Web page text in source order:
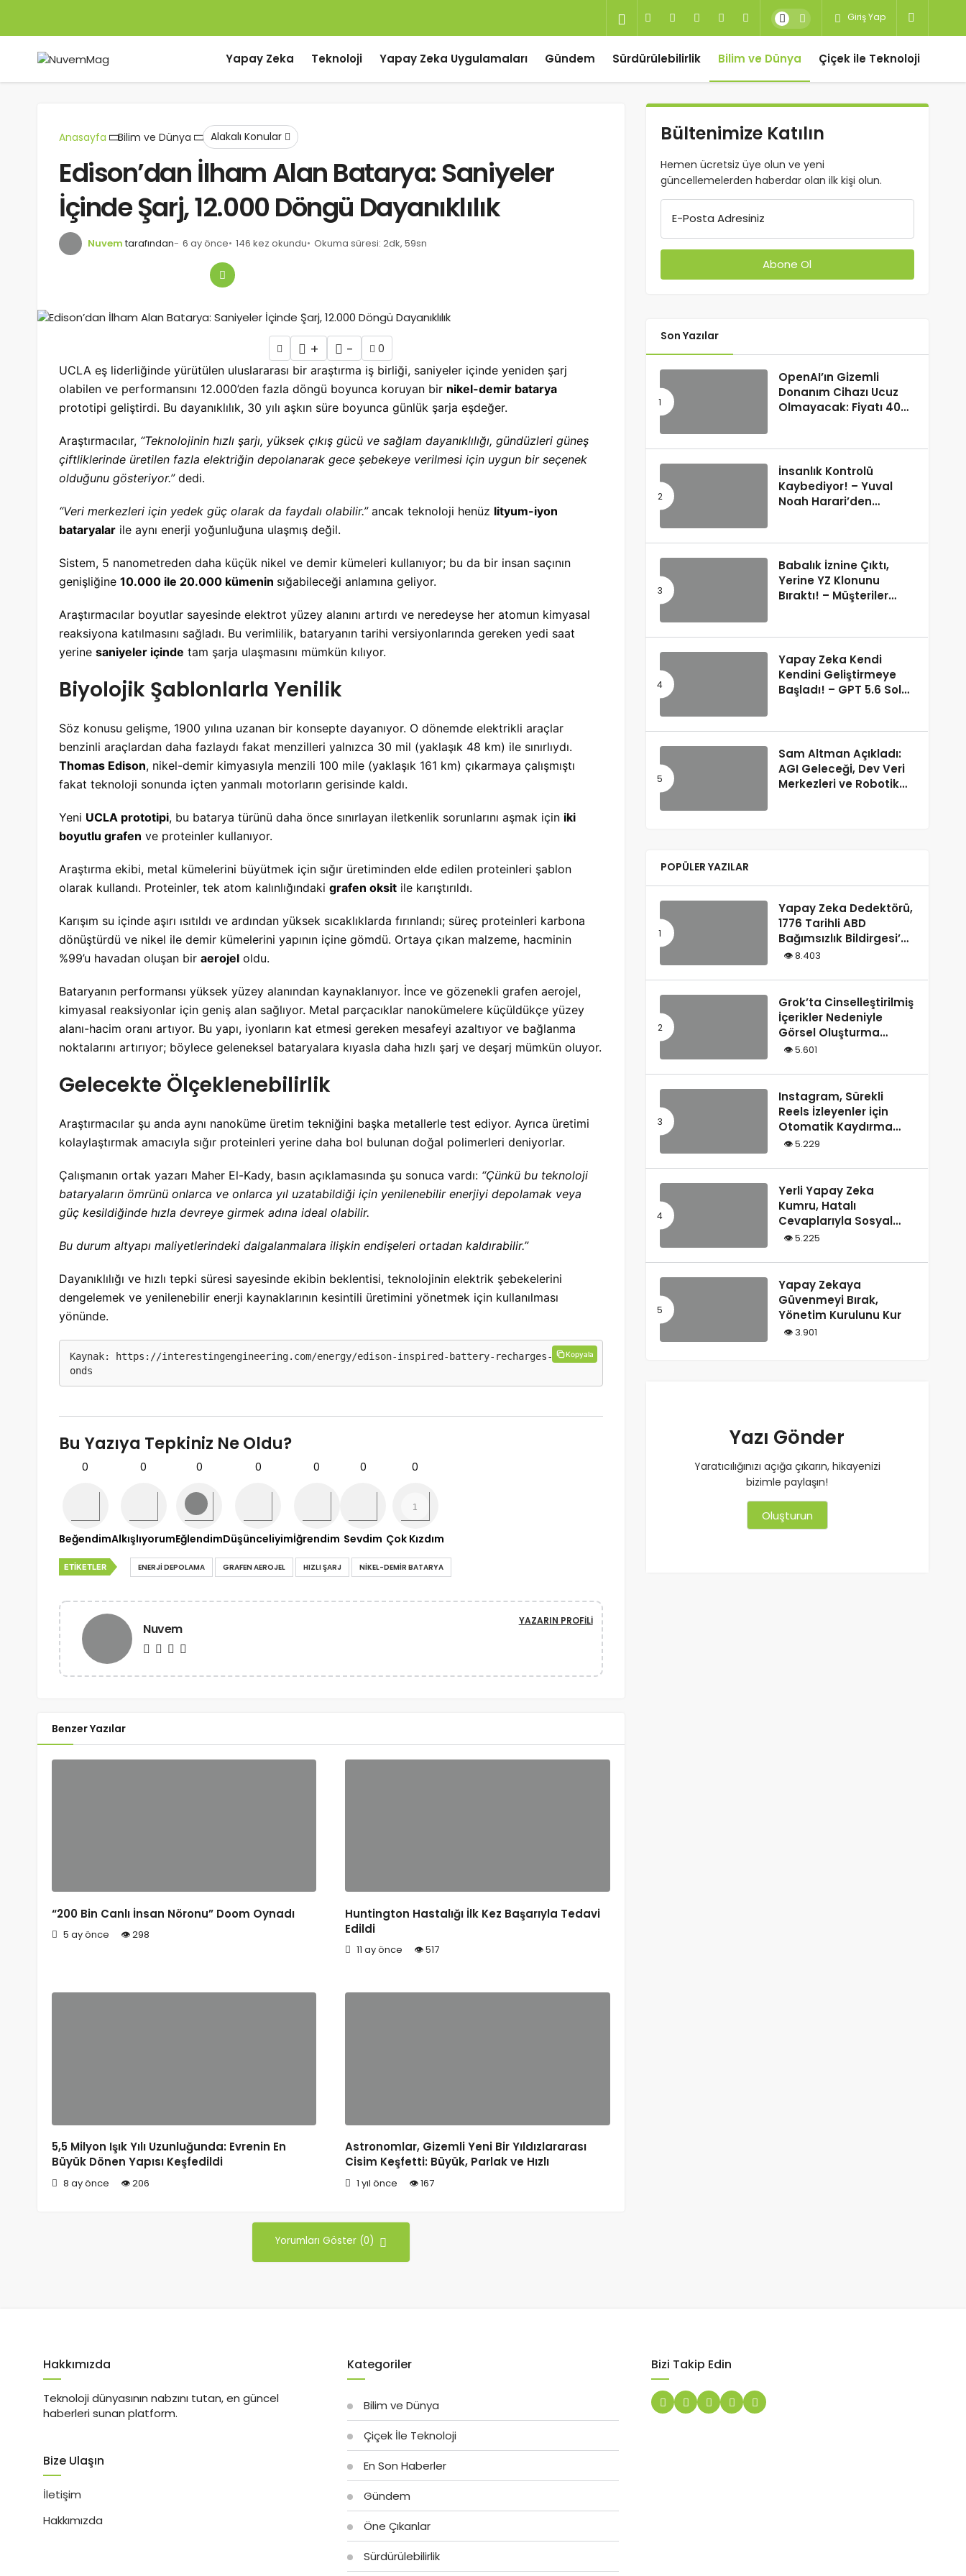
Giriş Yap
Yapay Zeka Teknoloji Yapay Zeka Uygulamaları Gündem Sürdürülebilirlik Bilim ve Dünya Çiçek ile Teknoloji
Anasayfa Bilim ve Dünya Alakalı Konular
Edison’dan İlham Alan Batarya: Saniyeler
İçinde Şarj, 12.000 Döngü Dayanıklılık
Nuvem tarafından 6 ay önce 146 kez okundu Okuma süresi: 2dk, 59sn
+ -
0
UCLA eş liderliğinde yürütülen uluslararası bir araştırma iş birliği, saniyeler içinde yeniden şarj
olabilen ve performansını 12.000’den fazla döngü boyunca koruyan bir nikel-demir batarya
prototipi geliştirdi. Bu dayanıklılık, 30 yılı aşkın süre boyunca günlük şarja eşdeğer.
Araştırmacılar, “Teknolojinin hızlı şarjı, yüksek çıkış gücü ve sağlam dayanıklılığı, gündüzleri güneş
çiftliklerinde üretilen fazla elektriğin depolanarak gece şebekeye verilmesi için uygun bir seçenek
olduğunu gösteriyor.”dedi.
“Veri merkezleri için yedek güç olarak da faydalı olabilir.” ancak teknoloji henüz lityum-iyon
bataryalar ile aynı enerji yoğunluğuna ulaşmış değil.
Sistem, 5 nanometreden daha küçük nikel ve demir kümeleri kullanıyor; bu da bir insan saçının
genişliğine 10.000 ile 20.000 kümenin sığabileceği anlamına geliyor.
Araştırmacılar boyutlar sayesinde elektrot yüzey alanını artırdı ve neredeyse her atomun kimyasal
reaksiyona katılmasını sağladı. Bu verimlilik, bataryanın tarihi versiyonlarında gereken yedi saat
yerine saniyeler içinde tam şarja ulaşmasını mümkün kılıyor.
Biyolojik Şablonlarla Yenilik
Söz konusu gelişme, 1900 yılına uzanan bir konsepte dayanıyor. O dönemde elektrikli araçlar
benzinli araçlardan daha fazlaydı fakat menzilleri yalnızca 30 mil (yaklaşık 48 km) ile sınırlıydı.
Thomas Edison, nikel-demir kimyasıyla menzili 100 mile (yaklaşık 161 km) çıkarmaya çalışmıştı
fakat teknoloji sonunda içten yanmalı motorların gerisinde kaldı.
Yeni UCLA prototipi, bu batarya türünü daha önce sınırlayan iletkenlik sorunlarını aşmak için iki
boyutlu grafen ve proteinler kullanıyor.
Araştırma ekibi, metal kümelerini büyütmek için sığır üretiminden elde edilen proteinleri şablon
olarak kullandı. Proteinler, tek atom kalınlığındaki grafen oksit ile karıştırıldı.
Karışım su içinde aşırı ısıtıldı ve ardından yüksek sıcaklıklarda fırınlandı; süreç proteinleri karbona
dönüştürdü ve nikel ile demir kümelerini yapının içine gömdü. Ortaya çıkan malzeme, hacminin
%99’u havadan oluşan bir aerojel oldu.
Bataryanın performansı yüksek yüzey alanından kaynaklanıyor. İnce ve gözenekli grafen aerojel,
kimyasal reaksiyonlar için geniş alan sağlıyor. Metal parçacıklar nanokümelere küçüldükçe yüzey
alanı-hacim oranı artıyor. Bu yapı, iyonların kat etmesi gereken mesafeyi azaltıyor ve bağlanma
noktalarını artırıyor; böylece geleneksel bataryalara kıyasla daha hızlı şarj ve deşarj mümkün oluyor.
Gelecekte Ölçeklenebilirlik
Araştırmacılar şu anda aynı nanoküme üretim tekniğini başka metallerle test ediyor. Ayrıca üretimi
kolaylaştırmak amacıyla sığır proteinleri yerine daha bol bulunan doğal polimerleri deniyorlar.
Çalışmanın ortak yazarı Maher El-Kady, basın açıklamasında şu sonuca vardı: “Çünkü bu teknoloji
bataryaların ömrünü onlarca ve onlarca yıl uzatabildiği için yenilenebilir enerjiyi depolamak veya
güç kesildiğinde hızla devreye girmek adına ideal olabilir.
Bu durum altyapı maliyetlerindeki dalgalanmalara ilişkin endişeleri ortadan kaldırabilir.”
Dayanıklılığı ve hızlı tepki süresi sayesinde ekibin beklentisi, teknolojinin elektrik şebekelerini
dengelemek ve yenilenebilir enerji kaynaklarının kesintili üretimini yönetmek için kullanılması
yönünde.
Kaynak: https://interestingengineering.com/energy/edison-inspired-battery-recharges-in-sec
onds
Kopyala
Bu Yazıya Tepkiniz Ne Oldu?
0
Beğendim
0
Alkışlıyorum
0
Eğlendim
0
Düşünceliyim
0
İğrendim
0
Sevdim
0
Çok Kızdım
ETIKETLER ENERJI DEPOLAMA GRAFEN AEROJEL HIZLI ŞARJ NIKEL-DEMIR BATARYA
Nuvem YAZARIN PROFILI
Benzer Yazılar
“200 Bin Canlı İnsan Nöronu” Doom Oynadı
5 ay önce 298
Huntington Hastalığı İlk Kez Başarıyla Tedavi
Edildi
11 ay önce 517
5,5 Milyon Işık Yılı Uzunluğunda: Evrenin En
Büyük Dönen Yapısı Keşfedildi
8 ay önce 206
Astronomlar, Gizemli Yeni Bir Yıldızlararası
Cisim Keşfetti: Büyük, Parlak ve Hızlı
1 yıl önce 167
Yorumları Göster (0)
Bültenimize Katılın
Hemen ücretsiz üye olun ve yeni
güncellemelerden haberdar olan ilk kişi olun.
E-Posta Adresiniz
Son Yazılar
OpenAI’ın Gizemli
Donanım Cihazı Ucuz
Olmayacak: Fiyatı 400
İnsanlık Kontrolü
Kaybediyor! – Yuval
Noah Harari’den
Babalık İznine Çıktı,
Yerine YZ Klonunu
Bıraktı! – Müşteriler
Yapay Zeka Kendi
Kendini Geliştirmeye
Başladı! – GPT 5.6 Sol
Sam Altman Açıkladı:
AGI Geleceği, Dev Veri
Merkezleri ve Robotik
POPÜLER YAZILAR
Yapay Zeka Dedektörü,
1776 Tarihli ABD
Bağımsızlık Bildirgesi’ni
“Yapay Zeka
Olarak Tanımladı
8.403
Grok’ta Cinselleştirilmiş
İçerikler Nedeniyle
Görsel Oluşturma
Kısıtlandı
5.601
Instagram, Sürekli
Reels İzleyenler için
Otomatik Kaydırma
Özelliğini Test Ediyor
5.229
Yerli Yapay Zeka
Kumru, Hatalı
Cevaplarıyla Sosyal
Medyada Gündem
5.225
Yapay Zekaya
Güvenmeyi Bırak,
Yönetim Kurulunu Kur
3.901
Yazı Gönder
Yaratıcılığınızı açığa çıkarın, hikayenizi
bizimle paylaşın!
Oluşturun
Hakkımızda
Teknoloji dünyasının nabzını tutan, en güncel
haberleri sunan platform.
Bize Ulaşın
İletişim
Hakkımızda
Kategoriler
Bilim ve Dünya
Çiçek İle Teknoloji
En Son Haberler
Gündem
Öne Çıkanlar
Sürdürülebilirlik
Bizi Takip Edin